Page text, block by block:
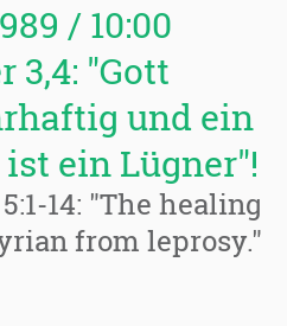
/ 10:00
3,4: "Gott
und ein
ein Lügner"!
14: "The healing
from leprosy."